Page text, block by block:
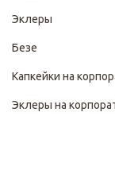
Эклеры
Безе
Капкейки на
Эклеры на